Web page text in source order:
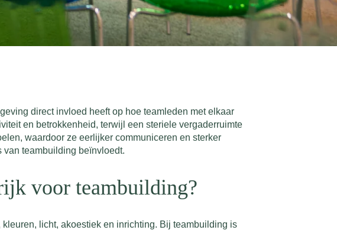
direct invloed heeft op hoe teamleden met elkaar
en betrokkenheid, terwijl een steriele vergaderruimte
waardoor ze eerlijker communiceren en sterker
van teambuilding beïnvloedt.
voor teambuilding?
licht, akoestiek en inrichting. Bij teambuilding is